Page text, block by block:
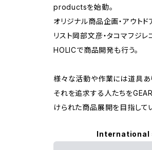
productsを始動。
オリジナル商品企画・アウト
リスト岡部文彦・タコマフジレ
HOLICで商品開発も行う。
様々な活動や作業には道具あ
それを追求する人たちを
けられた商品展開を目指して
International